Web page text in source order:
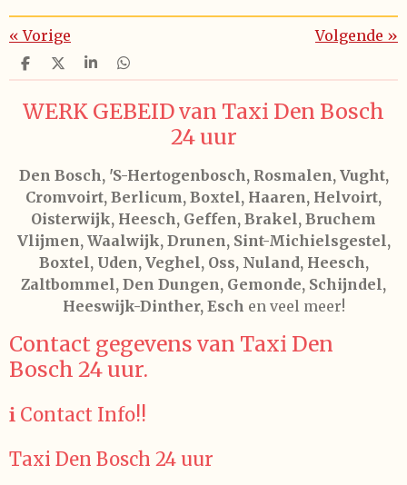
«Vorige Volgende »
D
e
e
D
e
l
S
h
r
D
e
e
WERK GEBEID van Taxi Den Bosch
24 uur
Den Bosch, 'S-Hertogenbosch, Rosmalen, Vught,
Cromvoirt, Berlicum, Boxtel, Haaren, Helvoirt,
Oisterwijk, Heesch, Geffen, Brakel, Bruchem
Vlijmen, Waalwijk, Drunen, Sint-Michielsgestel,
Boxtel, Uden, Veghel, Oss, Nuland, Heesch,
Zaltbommel, Den Dungen, Gemonde, Schijndel,
Heeswijk-Dinther, Esch en veel meer!
Contact gegevens van Taxi Den
Bosch 24 uur.
ℹ️ Contact Info!!
Taxi Den Bosch 24 uur